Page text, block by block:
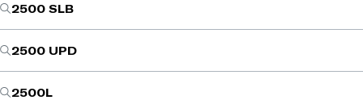
2500 SLB
2500 UPD
2500L